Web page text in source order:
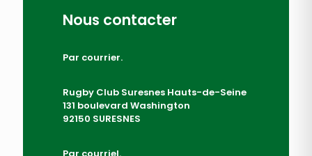
Nous contacter
Par courrier.
Rugby Club Suresnes Hauts-de-Seine
131 boulevard Washington
92150 SURESNES